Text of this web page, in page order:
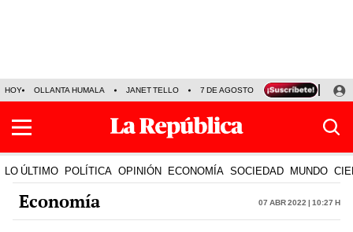
HOY OLLANTA HUMALA JANET TELLO 7 DE AGOSTO TINKA RESULTADOS
LO ÚLTIMO POLÍTICA OPINIÓN ECONOMÍA SOCIEDAD MUNDO
Economía 07 Abr 2022 | 10:27 h